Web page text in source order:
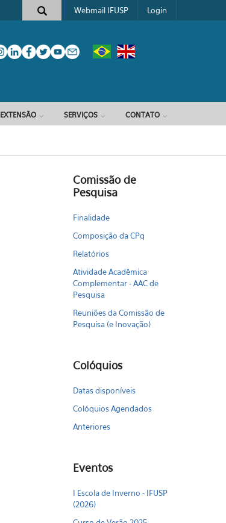
Webmail IFUSP Login
EXTENSÃO SERVIÇOS CONTATO
Comissão de
Pesquisa
Finalidade
Composição da CPq
Relatórios
Atividade Acadêmica
Complementar - AAC de
Pesquisa
Reuniões da Comissão de
Pesquisa (e Inovação)
Colóquios
Datas disponíveis
Colóquios Agendados
Anteriores
Eventos
I Escola de Inverno - IFUSP
(2026)